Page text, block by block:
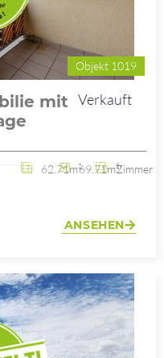
Objekt 1019
mit
Verkauft
62.71m²69.71m²2 Zimmer
ANSEHEN